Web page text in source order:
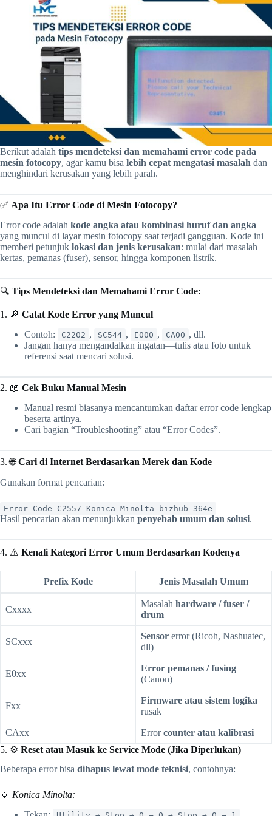
Berikut adalah tips mendeteksi dan memahami error code pada
mesin fotocopy, agar kamu bisa lebih cepat mengatasi masalah dan
menghindari kerusakan yang lebih parah.
✅ Apa Itu Error Code di Mesin Fotocopy?
Error code adalah kode angka atau kombinasi huruf dan angka
yang muncul di layar mesin fotocopy saat terjadi gangguan. Kode ini
memberi petunjuk lokasi dan jenis kerusakan: mulai dari masalah
kertas, pemanas (fuser), sensor, hingga komponen listrik.
🔍 Tips Mendeteksi dan Memahami Error Code:
1. 🔎 Catat Kode Error yang Muncul
Contoh:
C2202 , SC544 , E000 , CA00 , dll.
Jangan hanya mengandalkan ingatan—tulis atau foto untuk
referensi saat mencari solusi.
2. 📖 Cek Buku Manual Mesin
Manual resmi biasanya mencantumkan daftar error code lengkap
beserta artinya.
Cari bagian “Troubleshooting” atau “Error Codes”.
3. 🌐Cari di Internet Berdasarkan Merek dan Kode
Gunakan format pencarian:
Error Code C2557 Konica Minolta bizhub 364e
Hasil pencarian akan menunjukkan penyebab umum dan solusi.
4. ⚠️ Kenali Kategori Error Umum Berdasarkan Kodenya
Prefix Kode Jenis Masalah Umum
Cxxxx
Masalah hardware / fuser /
drum
SCxxx
Sensor error (Ricoh, Nashuatec,
dll)
E0xx
Error pemanas / fusing
(Canon)
Fxx
Firmware atau sistem logika
rusak
CAxx Errorcounter atau kalibrasi
5. ⚙️ Reset atau Masuk ke Service Mode (Jika Diperlukan)
Beberapa error bisa dihapus lewat mode teknisi, contohnya:
🔹 Konica Minolta: